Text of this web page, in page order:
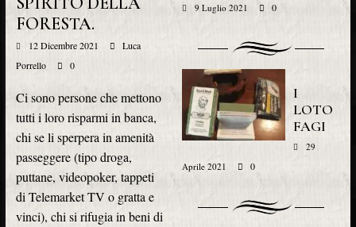
FORESTA.
12 Dicembre 2021
Luca
Porrello
0
Ci sono persone che mettono
tutti i loro risparmi in banca,
chi se li sperpera in amenità
passeggere (tipo droga,
puttane, videopoker, tappeti
di Telemarket TV o gratta e
vinci), chi si rifugia in beni di
9 Luglio 2021 0
I
LOTO
FAGI
29
Aprile 2021
0